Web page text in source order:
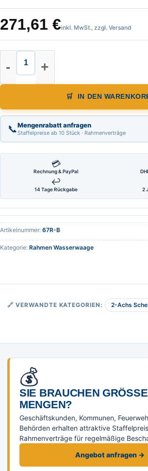
271,61 €inkl. MwSt., zzgl. Versand
Rahmen Wasserwaage
IN DEN
📞Mengenrabatt anfragen
Staffelpreise ab 10 Stück · Rahmenverträge
💳
Rechnung & PayPal
↩
14 Tage Rückgabe 2
Artikelnummer: 67R-B
Kategorie: Rahmen Wasserwaage
🔗 VERWANDTE KATEGORIEN: 2-Achs
💰
SIE BRAUCHEN
ENGEN?
Geschäftskunden, Kommunen,
Behörden erhalten attraktive
Rahmenverträge für regelmäßige
Angebot anfragen →